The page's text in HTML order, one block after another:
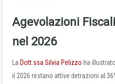
Agevolazioni
nel 2026
La Dott.ssa Silvia Pelizzo ha
il 2026 restano attive detrazioni al